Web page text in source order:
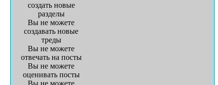
создать новые
разделы
Вы не можете
создавать новые
треды
Вы не можете
отвечать на посты
Вы не можете
оценивать посты
Вы не можете